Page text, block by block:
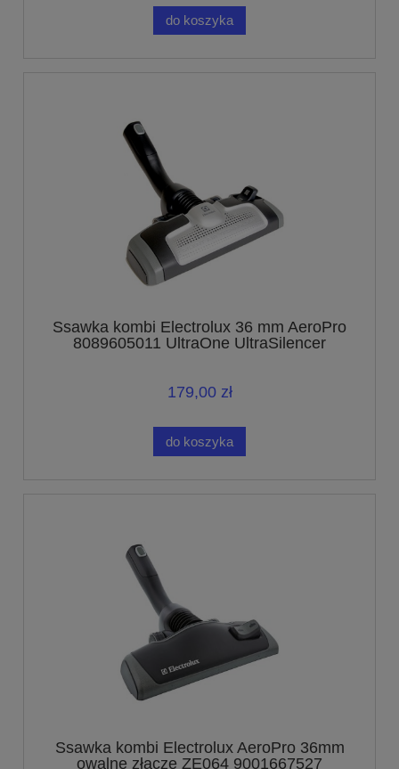
do koszyka
Ssawka kombi Electrolux 36 mm AeroPro
8089605011 UltraOne UltraSilencer
179,00 zł
do koszyka
Ssawka kombi Electrolux AeroPro 36mm
owalne złącze ZE064 9001667527